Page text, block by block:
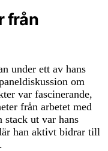
från
under ett av hans
om
var fascinerande,
från arbetet med
ut var hans
han aktivt bidrar till